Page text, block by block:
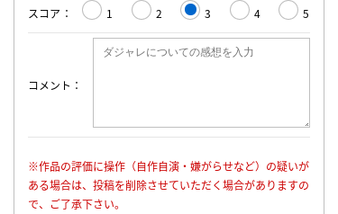
スコア 1 2 3 4 5
コメント
※作品の評価に操作（自作自演・嫌がらせなど）の疑いが
ある場合は、投稿を削除させていただく場合がありますの
で、ご了承下さい。